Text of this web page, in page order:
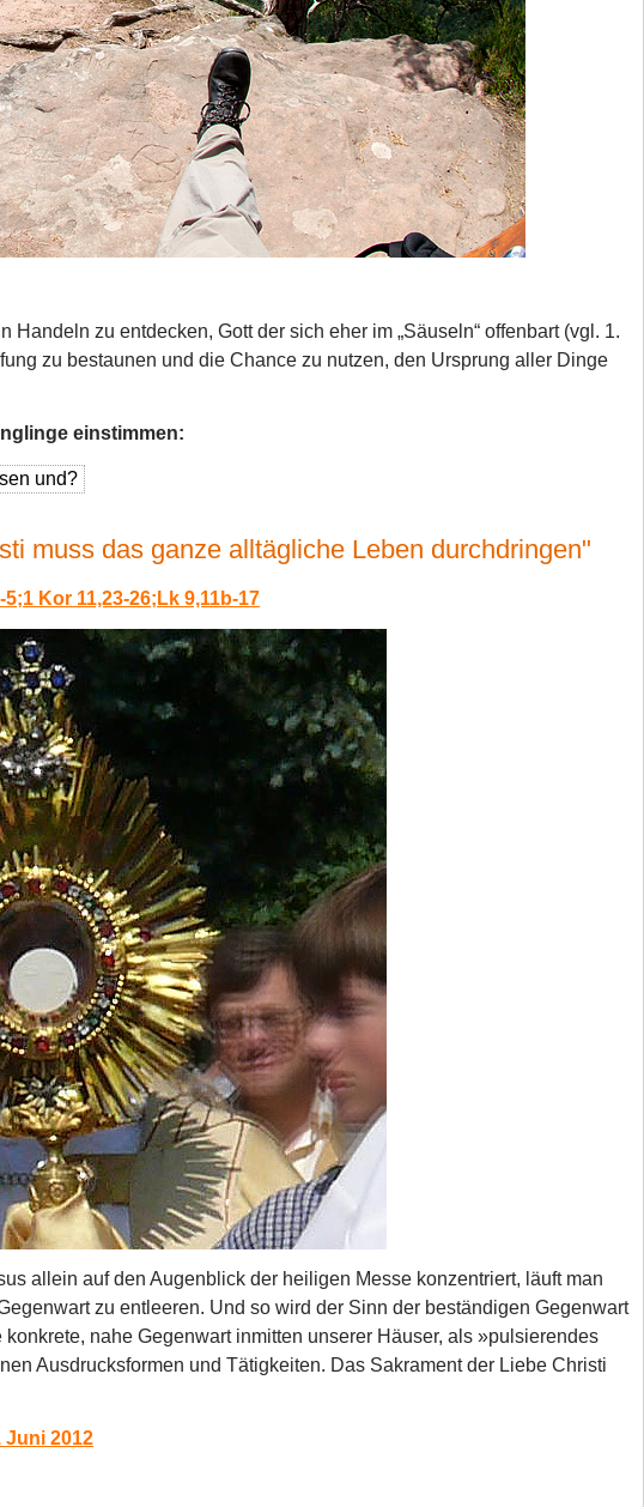
Handeln zu entdecken, Gott der sich eher im „Säuseln“ offenbart (vgl. 1.
zu bestaunen und die Chance zu nutzen, den Ursprung aller Dinge
einstimmen:
und?
muss das ganze alltägliche Leben durchdringen"
Kor 11,23-26;Lk 9,11b-17
allein auf den Augenblick der heiligen Messe konzentriert, läuft man
zu entleeren. Und so wird der Sinn der beständigen Gegenwart
nahe Gegenwart inmitten unserer Häuser, als »pulsierendes
Ausdrucksformen und Tätigkeiten. Das Sakrament der Liebe Christi
Juni 2012